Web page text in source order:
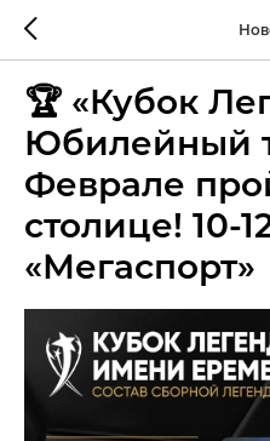
🏆 «Кубок
Юбилейный
Феврале
столице! 10-
«Мегаспорт»